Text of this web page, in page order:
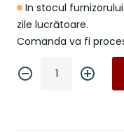
In stocul
zile lucrătoare.
Comanda va fi